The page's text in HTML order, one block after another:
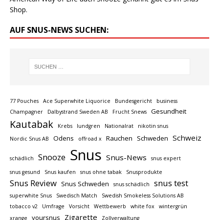
Shop.
AUF SNUS-NEWS SUCHEN:
77 Pouches Ace Superwhite Liquorice Bundesgericht
business
Champagner
Dalbystrand Sweden AB Frucht Snews Gesundheit
Kautabak Krebs lundgren Nationalrat
nikotin snus
Nordic Snus AB
Odens offroad x Rauchen Schweden Schweiz
schädlich Snooze Snus Snus-News
snus expert
snus gesund
Snus kaufen snus ohne tabak Snusprodukte
Snus Review Snus Schweden snus schädlich snus test
superwhite Snus Swedisch Match
Swedish Smokeless Solutions AB
tobacco v2
Umfrage Vorsicht Wettbewerb white fox
wintergrün
xrange
yoursnus Zigarette Zollverwaltung